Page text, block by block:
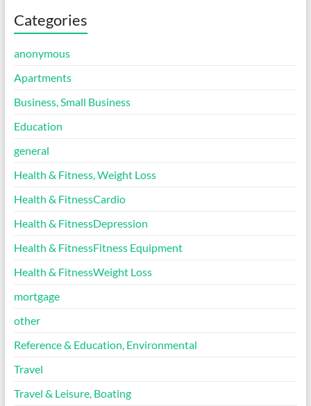
Categories
anonymous
Apartments
Business, Small Business
Education
general
Health & Fitness, Weight Loss
Health & FitnessCardio
Health & FitnessDepression
Health & FitnessFitness Equipment
Health & FitnessWeight Loss
mortgage
other
Reference & Education, Environmental
Travel
Travel & Leisure, Boating